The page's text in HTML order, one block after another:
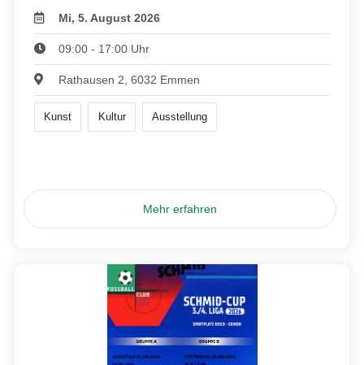
Mi, 5. August 2026
09:00 - 17:00 Uhr
Rathausen 2, 6032 Emmen
Kunst Kultur Ausstellung
Mehr erfahren